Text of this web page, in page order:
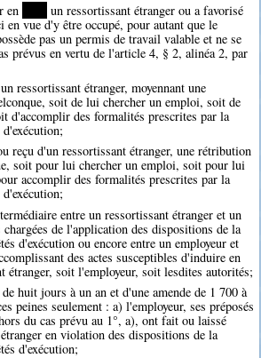
en
un ressortissant étranger ou a favorisé
en vue d'y être occupé, pour autant que le
pas un permis de travail valable et ne se
prévus en vertu de l'article 4, § 2, alinéa 2, par
ressortissant étranger, moyennant une
soit de lui chercher un emploi, soit de
d'accomplir des formalités prescrites par la
reçu d'un ressortissant étranger, une rétribution
soit pour lui chercher un emploi, soit pour lui
accomplir des formalités prescrites par la
entre un ressortissant étranger et un
de l'application des dispositions de la
d'exécution ou encore entre un employeur et
des actes susceptibles d'induire en
étranger, soit l'employeur, soit lesdites autorités;
huit jours à un an et d'une amende de 1 700 à
peines seulement : a) l'employeur, ses préposés
du cas prévu au 1°, a), ont fait ou laissé
en violation des dispositions de la
d'exécution;